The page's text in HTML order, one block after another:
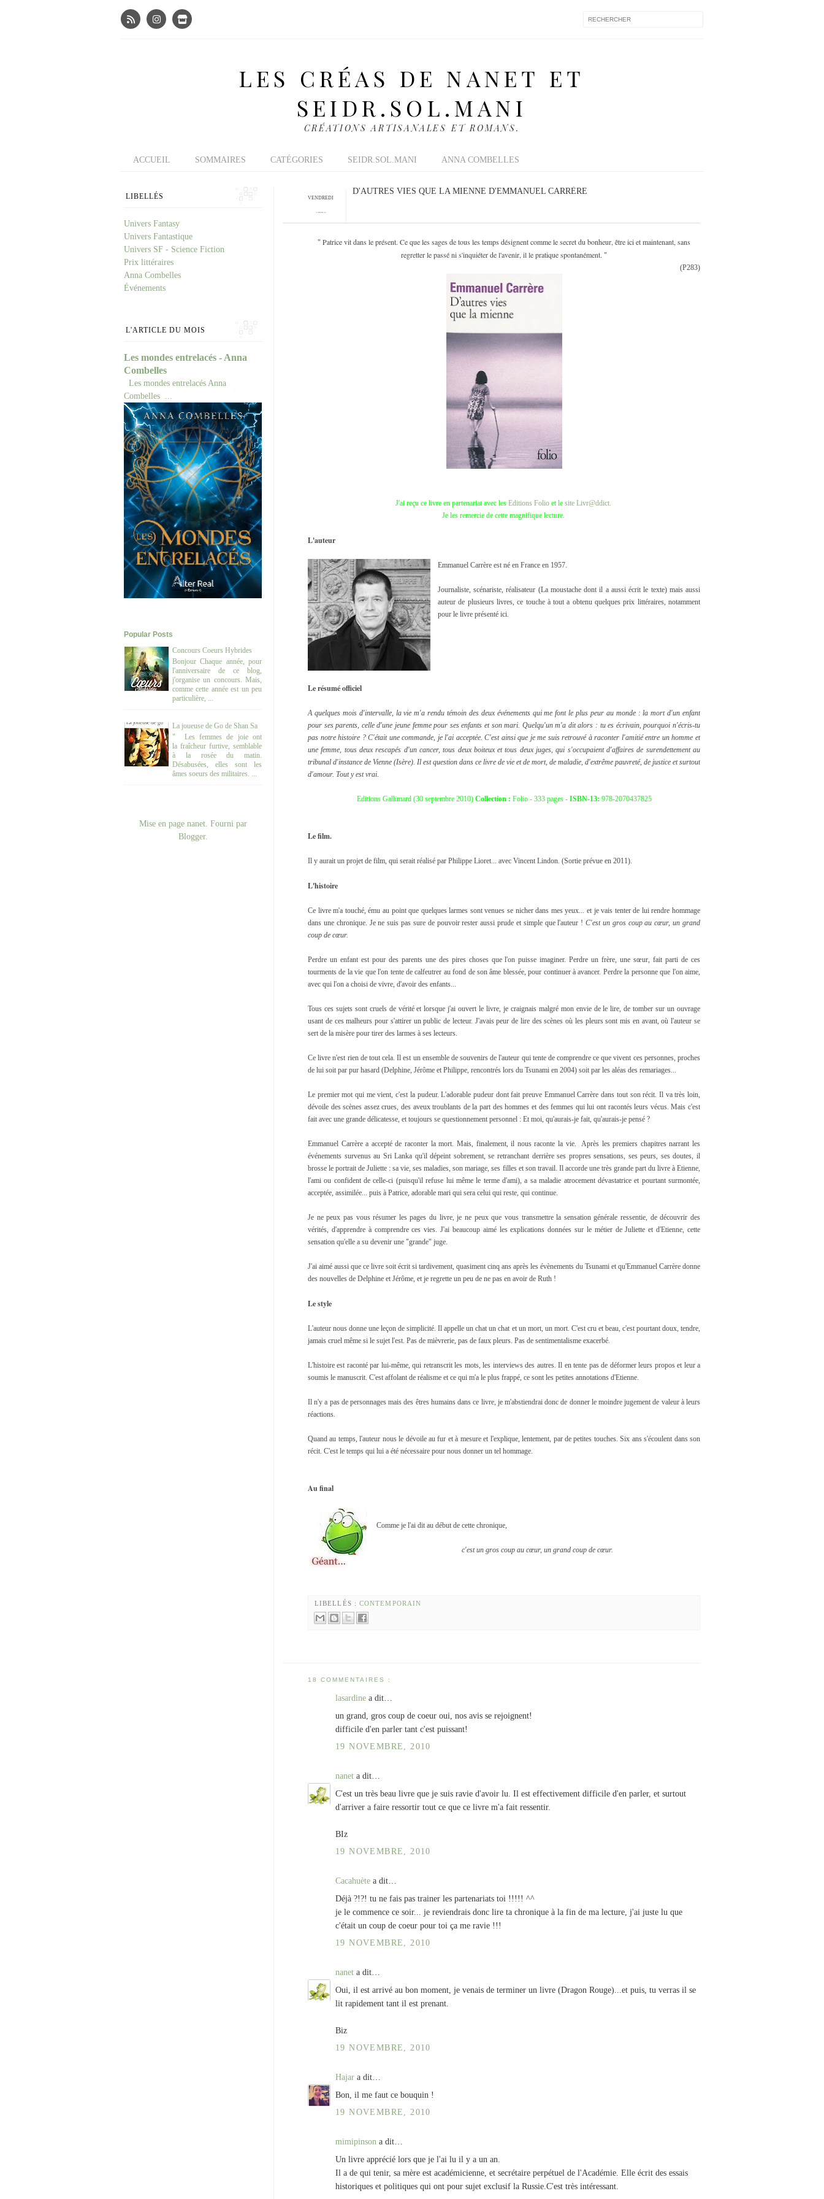
LES CRÉAS DE NANET ET
SEIDR.SOL.MANI
CRÉATIONS ARTISANALES ET ROMANS.
ACCUEIL SOMMAIRES CATÉGORIES SEIDR.SOL.MANI ANNA COMBELLES
VENDREDI
D'AUTRES VIES QUE LA MIENNE D'EMMANUEL CARRÈRE
" Patrice vit dans le présent. Ce que les sages de tous les temps désignent comme le secret du bonheur, être ici et maintenant, sans
regretter le passé ni s'inquiéter de l'avenir, il le pratique spontanément. "
(P283)
J'ai reçu ce livre en partenariat avec les Editions Folioet le site Livr@ddict.
Je les remercie de cette magnifique lecture.
L'auteur
Emmanuel Carrère est né en France en 1957.
Journaliste, scénariste, réalisateur (La moustache dont il a aussi écrit le texte) mais aussi
auteur de plusieurs livres, ce touche à tout a obtenu quelques prix littéraires, notamment
pour le livre présenté ici.
Le résumé officiel
A quelques mois d'intervalle, la vie m'a rendu témoin des deux événements qui me font le plus peur au monde : la mort d'un enfant
pour ses parents, celle d'une jeune femme pour ses enfants et son mari. Quelqu'un m'a dit alors : tu es écrivain, pourquoi n'écris-tu
pas notre histoire ? C'était une commande, je l'ai acceptée. C'est ainsi que je me suis retrouvé à raconter l'amitié entre un homme et
une femme, tous deux rescapés d'un cancer, tous deux boiteux et tous deux juges, qui s'occupaient d'affaires de surendettement au
tribunal d'instance de Vienne (Isère). Il est question dans ce livre de vie et de mort, de maladie, d'extrême pauvreté, de justice et surtout
d'amour. Tout y est vrai.
Editions Gallimard (30 septembre 2010) Collection : Folio - 333 pages - ISBN-13: 978-2070437825
Le film.
Il y aurait un projet de film, qui serait réalisé par Philippe Lioret... avec Vincent Lindon. (Sortie prévue en 2011).
L'histoire
Ce livre m'a touché, ému au point que quelques larmes sont venues se nicher dans mes yeux... et je vais tenter de lui rendre hommage
dans une chronique. Je ne suis pas sure de pouvoir rester aussi prude et simple que l'auteur !C'est un gros coup au cœur, un grand
coup de cœur.
Perdre un enfant est pour des parents une des pires choses que l'on puisse imaginer. Perdre un frère, une sœur, fait parti de ces
tourments de la vie que l'on tente de calfeutrer au fond de son âme blessée, pour continuer à avancer. Perdre la personne que l'on aime,
avec qui l'on a choisi de vivre, d'avoir des enfants...
Tous ces sujets sont cruels de vérité et lorsque j'ai ouvert le livre, je craignais malgré mon envie de le lire, de tomber sur un ouvrage
usant de ces malheurs pour s'attirer un public de lecteur. J'avais peur de lire des scènes où les pleurs sont mis en avant, où l'auteur se
sert de la misère pour tirer des larmes à ses lecteurs.
Ce livre n'est rien de tout cela. Il est un ensemble de souvenirs de l'auteur qui tente de comprendre ce que vivent ces personnes, proches
de lui soit par pur hasard (Delphine, Jérôme et Philippe, rencontrés lors du Tsunami en 2004) soit par les aléas des remariages...
Le premier mot qui me vient, c'est la pudeur. L'adorable pudeur dont fait preuve Emmanuel Carrère dans tout son récit. Il va très loin,
dévoile des scènes assez crues, des aveux troublants de la part des hommes et des femmes qui lui ont racontés leurs vécus. Mais c'est
fait avec une grande délicatesse, et toujours se questionnement personnel : Et moi, qu'aurais-je fait, qu'aurais-je pensé ?
Emmanuel Carrère a accepté de raconter la mort. Mais, finalement, il nous raconte la vie. Après les premiers chapitres narrant les
événements survenus au Sri Lanka qu'il dépeint sobrement, se retranchant derrière ses propres sensations, ses peurs, ses doutes, il
brosse le portrait de Juliette : sa vie, ses maladies, son mariage, ses filles et son travail. Il accorde une très grande part du livre à Etienne,
l'ami ou confident de celle-ci (puisqu'il refuse lui même le terme d'ami), a sa maladie atrocement dévastatrice et pourtant surmontée,
acceptée, assimilée... puis à Patrice, adorable mari qui sera celui qui reste, qui continue.
Je ne peux pas vous résumer les pages du livre, je ne peux que vous transmettre la sensation générale ressentie, de découvrir des
vérités, d'apprendre à comprendre ces vies. J'ai beaucoup aimé les explications données sur le métier de Juliette et d'Etienne, cette
sensation qu'elle a su devenir une "grande" juge.
J'ai aimé aussi que ce livre soit écrit si tardivement, quasiment cinq ans après les évènements du Tsunami et qu'Emmanuel Carrère donne
des nouvelles de Delphine et Jérôme, et je regrette un peu de ne pas en avoir de Ruth !
Le style
L'auteur nous donne une leçon de simplicité. Il appelle un chat un chat et un mort, un mort. C'est cru et beau, c'est pourtant doux, tendre,
jamais cruel même si le sujet l'est. Pas de mièvrerie, pas de faux pleurs. Pas de sentimentalisme exacerbé.
L'histoire est raconté par lui-même, qui retranscrit les mots, les interviews des autres. Il en tente pas de déformer leurs propos et leur a
soumis le manuscrit. C'est affolant de réalisme et ce qui m'a le plus frappé, ce sont les petites annotations d'Etienne.
Il n'y a pas de personnages mais des êtres humains dans ce livre, je m'abstiendrai donc de donner le moindre jugement de valeur à leurs
réactions.
Quand au temps, l'auteur nous le dévoile au fur et à mesure et l'explique, lentement, par de petites touches. Six ans s'écoulent dans son
récit. C'est le temps qui lui a été nécessaire pour nous donner un tel hommage.
Au final
Comme je l'ai dit au début de cette chronique,
c'est un gros coup au cœur, un grand coup de cœur.
LIBELLÉS :CONTEMPORAIN
18 COMMENTAIRES :
lasardine a dit…
un grand, gros coup de coeur oui, nos avis se rejoignent!
difficile d'en parler tant c'est puissant!
19 NOVEMBRE, 2010
nanet a dit…
C'est un très beau livre que je suis ravie d'avoir lu. Il est effectivement difficile d'en parler, et surtout
d'arriver a faire ressortir tout ce que ce livre m'a fait ressentir.
BIz
19 NOVEMBRE, 2010
Cacahuète a dit…
Déjà ?!?! tu ne fais pas trainer les partenariats toi !!!!! ^^
je le commence ce soir... je reviendrais donc lire ta chronique à la fin de ma lecture, j'ai juste lu que
c'était un coup de coeur pour toi ça me ravie !!!
19 NOVEMBRE, 2010
nanet a dit…
Oui, il est arrivé au bon moment, je venais de terminer un livre (Dragon Rouge)...et puis, tu verras il se
lit rapidement tant il est prenant.
Biz
19 NOVEMBRE, 2010
Hajar a dit…
Bon, il me faut ce bouquin !
19 NOVEMBRE, 2010
mimipinson a dit…
Un livre apprécié lors que je l'ai lu il y a un an.
Il a de qui tenir, sa mère est académicienne, et secrétaire perpétuel de l'Académie. Elle écrit des essais
historiques et politiques qui ont pour sujet exclusif la Russie.C'est très intéressant.
LIBELLÉS
Univers Fantasy
Univers Fantastique
Univers SF - Science Fiction
Prix littéraires
Anna Combelles
Événements
L'ARTICLE DU MOIS
Les mondes entrelacés - Anna
Combelles
Les mondes entrelacés Anna
Combelles ...
Popular Posts
Concours Coeurs Hybrides
Bonjour Chaque année, pour
l'anniversaire de ce blog,
j'organise un concours. Mais,
comme cette année est un peu
particulière, ...
La joueuse de Go de Shan Sa
" Les femmes de joie ont
la fraîcheur furtive, semblable
à la rosée du matin.
Désabusées, elles sont les
âmes soeurs des militaires. ...
Mise en page nanet. Fourni par
Blogger.